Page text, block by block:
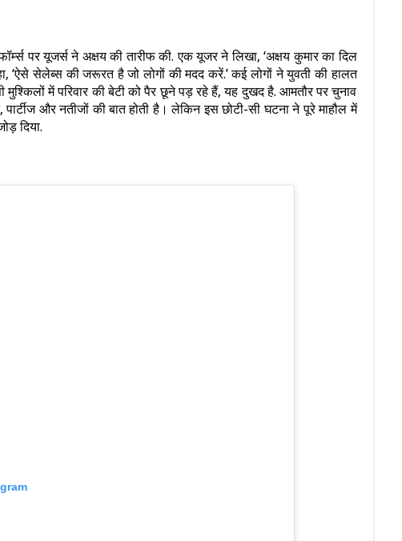
पर यूजर्स ने अक्षय की तारीफ की. एक यूजर ने लिखा, ‘अक्षय कुमार का दिल
‘ऐसे सेलेब्स की जरूरत है जो लोगों की मदद करें.’ कई लोगों ने युवती की हालत
में परिवार की बेटी को पैर छूने पड़ रहे हैं, यह दुखद है. आमतौर पर चुनाव
पार्टीज और नतीजों की बात होती है। लेकिन इस छोटी-सी घटना ने पूरे माहौल में
दिया.